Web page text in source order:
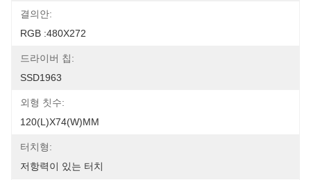
결의안:
RGB :480X272
드라이버 칩:
SSD1963
외형 칫수:
120(L)X74(W)MM
터치형:
저항력이 있는 터치